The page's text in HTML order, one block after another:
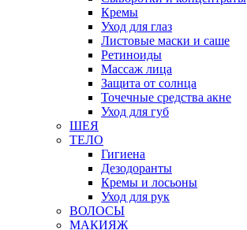
Кремы
Уход для глаз
Листовые маски и саше
Ретиноиды
Массаж лица
Защита от солнца
Точечные средства акне
Уход для губ
ШЕЯ
ТЕЛО
Гигиена
Дезодоранты
Кремы и лосьоны
Уход для рук
ВОЛОСЫ
МАКИЯЖ